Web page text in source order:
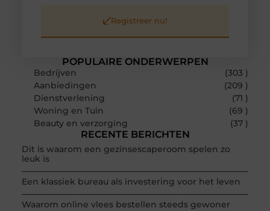
POPULAIRE ONDERWERPEN
Bedrijven
(303 )
Aanbiedingen
(209 )
Dienstverlening
(71 )
Woning en Tuin
(69 )
Beauty en verzorging
(37 )
RECENTE BERICHTEN
Dit is waarom een gezinsescaperoom spelen zo
leuk is
Een klassiek bureau als investering voor het leven
Waarom online vlees bestellen steeds gewoner
Registreer nu!